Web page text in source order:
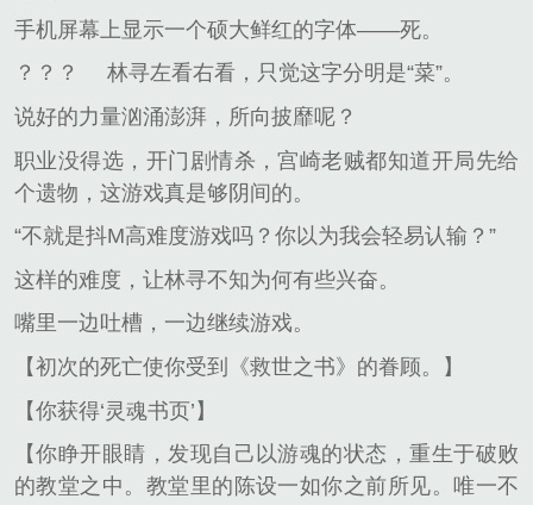
手机屏幕上显示一个硕大鲜红的字体——死。
？？？
林寻左看右看，只觉这字分明是“菜”。
说好的力量汹涌澎湃，所向披靡呢？
职业没得选，开门剧情杀，宫崎老贼都知道开局先给
个遗物，这游戏真是够阴间的。
“不就是抖M高难度游戏吗？你以为我会轻易认输？”
这样的难度，让林寻不知为何有些兴奋。
嘴里一边吐槽，一边继续游戏。
【初次的死亡使你受到《救世之书》的眷顾。】
【你获得‘灵魂书页’】
【你睁开眼睛，发现自己以游魂的状态，重生于破败
的教堂之中。教堂里的陈设一如你之前所见。唯一不